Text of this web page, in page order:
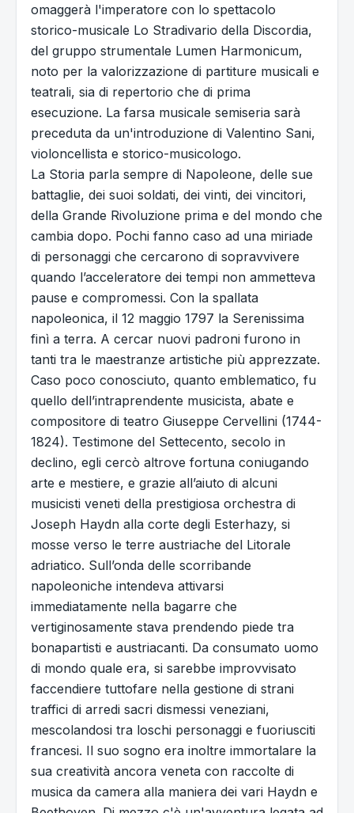
omaggerà l'imperatore con lo spettacolo
storico-musicale Lo Stradivario della Discordia,
del gruppo strumentale Lumen Harmonicum,
noto per la valorizzazione di partiture musicali e
teatrali, sia di repertorio che di prima
esecuzione. La farsa musicale semiseria sarà
preceduta da un'introduzione di Valentino Sani,
violoncellista e storico-musicologo.
La Storia parla sempre di Napoleone, delle sue
battaglie, dei suoi soldati, dei vinti, dei vincitori,
della Grande Rivoluzione prima e del mondo che
cambia dopo. Pochi fanno caso ad una miriade
di personaggi che cercarono di sopravvivere
quando l’acceleratore dei tempi non ammetteva
pause e compromessi. Con la spallata
napoleonica, il 12 maggio 1797 la Serenissima
finì a terra. A cercar nuovi padroni furono in
tanti tra le maestranze artistiche più apprezzate.
Caso poco conosciuto, quanto emblematico, fu
quello dell’intraprendente musicista, abate e
compositore di teatro Giuseppe Cervellini (1744-
1824). Testimone del Settecento, secolo in
declino, egli cercò altrove fortuna coniugando
arte e mestiere, e grazie all’aiuto di alcuni
musicisti veneti della prestigiosa orchestra di
Joseph Haydn alla corte degli Esterhazy, si
mosse verso le terre austriache del Litorale
adriatico. Sull’onda delle scorribande
napoleoniche intendeva attivarsi
immediatamente nella bagarre che
vertiginosamente stava prendendo piede tra
bonapartisti e austriacanti. Da consumato uomo
di mondo quale era, si sarebbe improvvisato
faccendiere tuttofare nella gestione di strani
traffici di arredi sacri dismessi veneziani,
mescolandosi tra loschi personaggi e fuoriusciti
francesi. Il suo sogno era inoltre immortalare la
sua creatività ancora veneta con raccolte di
musica da camera alla maniera dei vari Haydn e